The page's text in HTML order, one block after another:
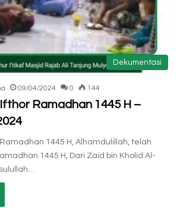
Dekumentasi
09/04/2024 0 144
Ramadhan 1445 H –
1445 H, Alhamdulillah, telah
1445 H, Dari Zaid bin Kholid Al-